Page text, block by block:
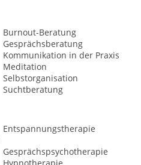
Burnout-Beratung
Gesprächsberatung
Kommunikation in der Praxis
Meditation
Selbstorganisation
Suchtberatung
Entspannungstherapie
Gesprächspsychotherapie